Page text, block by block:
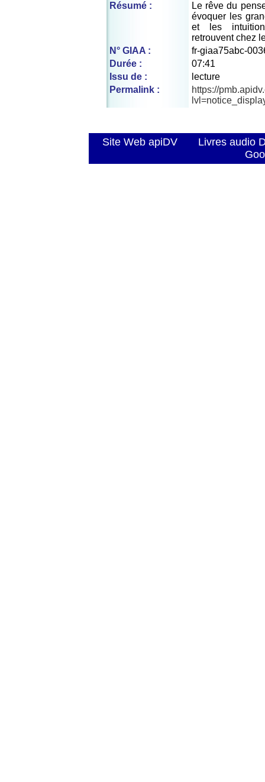
Résumé :
Le rêve du
évoquer les
et les
retrouvent chez
N° GIAA :
fr-giaa75abc-
Durée :
07:41
Issu de :
lecture
Permalink :
https://
Site Web apiDV
Livres audio